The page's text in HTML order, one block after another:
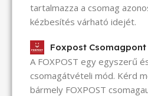
tartalmazza a csomag
kézbesítés várható idejét.
Foxpost Csomagpont
A FOXPOST egy egyszerű
csomagátvételi mód. Kérd
bármely FOXPOST